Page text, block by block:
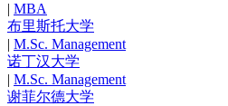
| MBA
布里斯托大学
| M.Sc. Management
诺丁汉大学
| M.Sc. Management
谢菲尔德大学